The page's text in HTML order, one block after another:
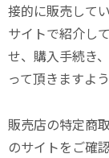
接的に販売して
サイトで紹介し
せ、購入手続き
って頂きますよ
販売店の特定商
のサイトをご確